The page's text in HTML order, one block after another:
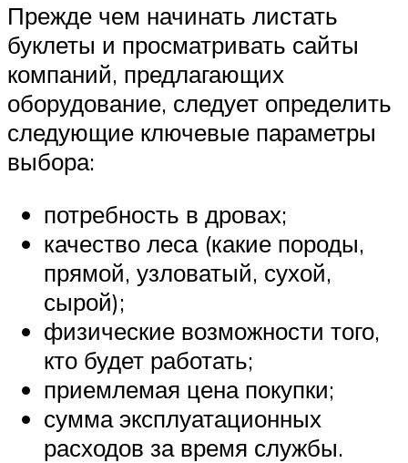
Прежде чем начинать листать
буклеты и просматривать сайты
компаний, предлагающих
оборудование, следует определить
следующие ключевые параметры
выбора:
потребность в дровах;
качество леса (какие породы,
прямой, узловатый, сухой,
сырой);
физические возможности того,
кто будет работать;
приемлемая цена покупки;
сумма эксплуатационных
расходов за время службы.